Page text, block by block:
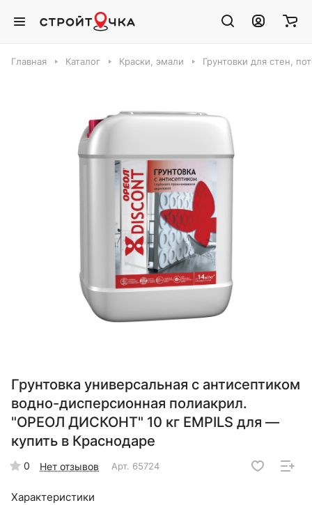
Главная Каталог Краски, эмали Грунтовки для стен,
Грунтовка универсальная с антисептиком
водно-дисперсионная полиакрил.
"ОРЕОЛ ДИСКОНТ" 10 кг EMPILS для —
купить в Краснодаре
0 Нет отзывов Арт. 65724
Характеристики